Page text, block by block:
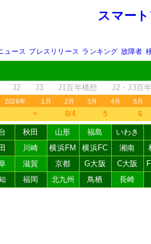
スマー
ュース プレスリリース ランキング 故障者
J2 J3 J1百年構想 J2・J3百
2026年 1月 2月 3月 4月 5月
＜ 8/4 5 6
秋田 山形 福島
いわき
川崎 横浜FM 横浜FC 湘南
滋賀 京都 G大阪 C大阪
福岡 北九州 鳥栖 長崎